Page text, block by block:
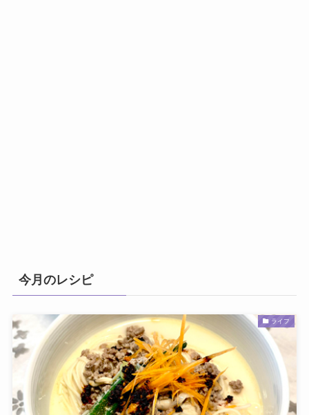
今月のレシピ
ライフ